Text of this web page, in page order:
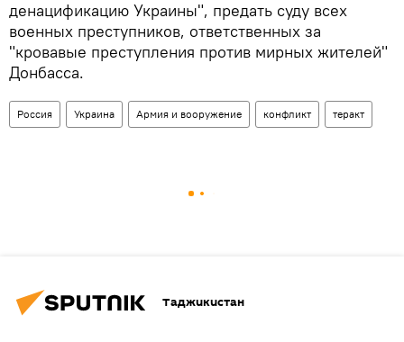
денацификацию Украины", предать суду всех
военных преступников, ответственных за
"кровавые преступления против мирных жителей"
Донбасса.
Россия Украина Армия и вооружение конфликт теракт
Таджикистан